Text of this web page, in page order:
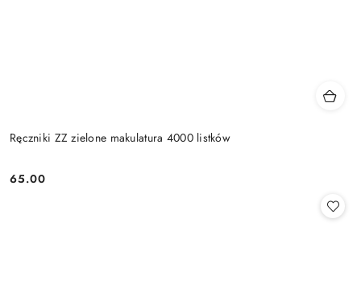
Ręczniki ZZ zielone makulatura 4000 listków
Cena:
65.00